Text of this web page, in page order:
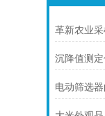
沉降值测
电动筛选